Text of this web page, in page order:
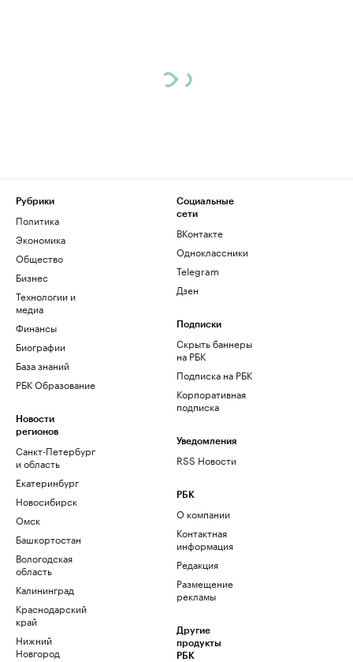
Рубрики
Политика
Экономика
Общество
Бизнес
Технологии и
медиа
Финансы
Биографии
База знаний
РБК Образование
Новости
регионов
Санкт-Петербург
и область
Екатеринбург
Новосибирск
Омск
Башкортостан
Вологодская
область
Калининград
Краснодарский
край
Нижний
Новгород
Социальные
сети
ВКонтакте
Одноклассники
Telegram
Дзен
Подписки
Скрыть баннеры
на РБК
Подписка на РБК
Корпоративная
подписка
Уведомления
RSS Новости
РБК
О компании
Контактная
информация
Редакция
Размещение
рекламы
Другие
продукты
РБК